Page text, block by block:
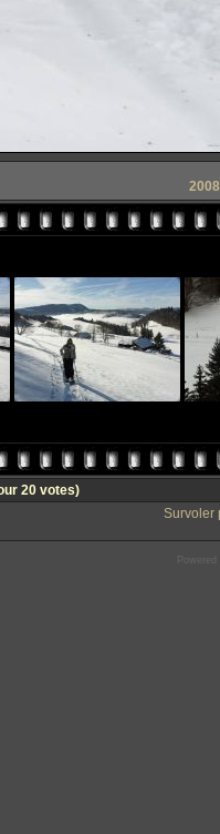
20 votes)
Survoler